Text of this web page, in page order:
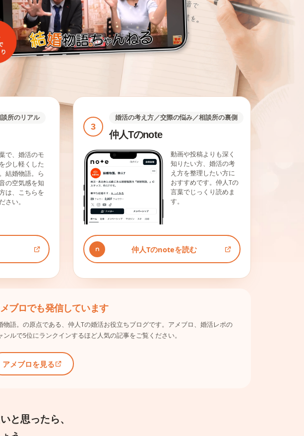
所のリアル
で、婚活のモ
少し軽くした
結婚物語。ら
の空気感を知
は、こちらを
さい。
3
婚活の考え方／交際の悩み／相談所の裏側
仲人Tのnote
動画や投稿よりも深く
知りたい方、婚活の考
え方を整理したい方に
おすすめです。仲人Tの
言葉でじっくり読めま
す。
仲人Tのnoteを読む
ブロでも発信しています
物語。の原点である、仲人Tの婚活お役立ちブログです。アメブロ、婚活レポの
ンルで5位にランクインするほど人気の記事をご覧ください。
アメブロを見る
と思ったら、